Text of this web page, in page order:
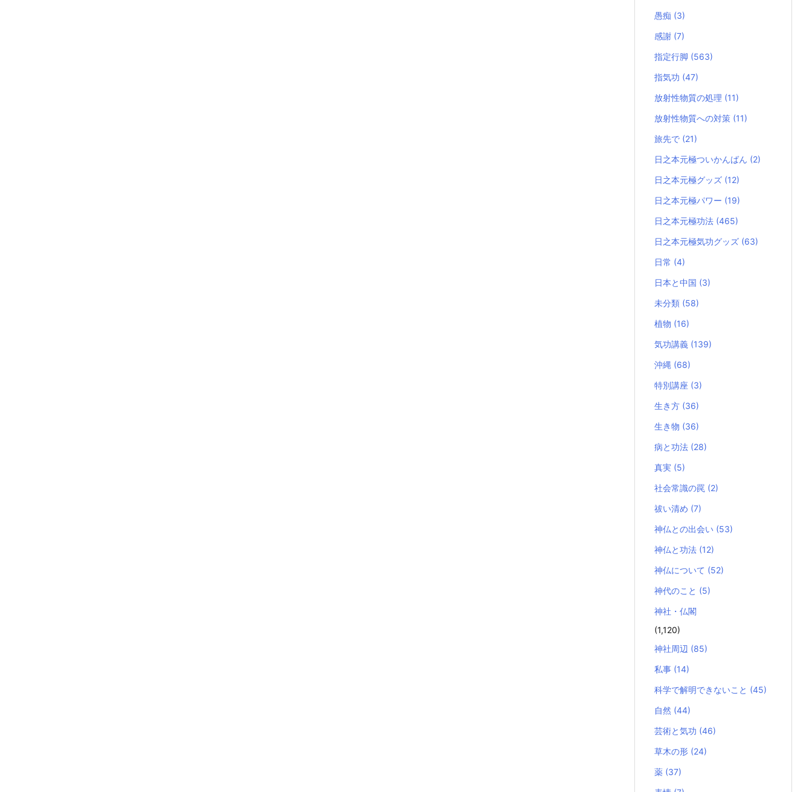
愚痴 (3)
感謝 (7)
指定行脚 (563)
指気功 (47)
放射性物質の処理 (11)
放射性物質への対策 (11)
旅先で (21)
日之本元極ついかんばん (2)
日之本元極グッズ (12)
日之本元極パワー (19)
日之本元極功法 (465)
日之本元極気功グッズ (63)
日常 (4)
日本と中国 (3)
未分類 (58)
植物 (16)
気功講義 (139)
沖縄 (68)
特別講座 (3)
生き方 (36)
生き物 (36)
病と功法 (28)
真実 (5)
社会常識の罠 (2)
祓い清め (7)
神仏との出会い (53)
神仏と功法 (12)
神仏について (52)
神代のこと (5)
神社・仏閣
(1,120)
神社周辺 (85)
私事 (14)
科学で解明できないこと (45)
自然 (44)
芸術と気功 (46)
草木の形 (24)
薬 (37)